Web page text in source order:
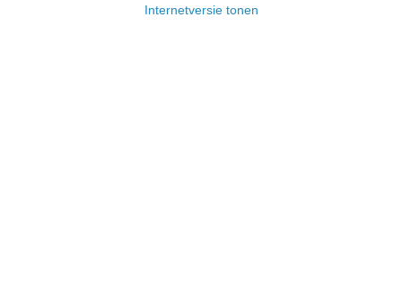
Internetversie tonen